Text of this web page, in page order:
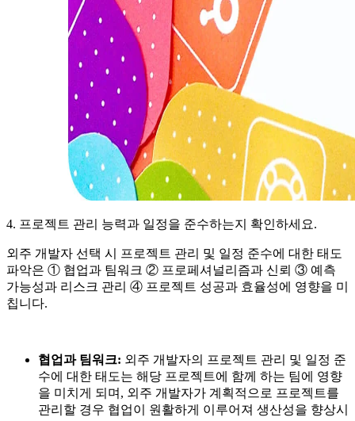
4. 프로젝트 관리 능력과 일정을 준수하는지 확인하세요.
외주 개발자 선택 시 프로젝트 관리 및 일정 준수에 대한 태도
파악은 ① 협업과 팀워크 ② 프로페셔널리즘과 신뢰 ③ 예측
가능성과 리스크 관리 ④ 프로젝트 성공과 효율성에 영향을 미
칩니다.
협업과 팀워크: 외주 개발자의 프로젝트 관리 및 일정 준
수에 대한 태도는 해당 프로젝트에 함께 하는 팀에 영향
을 미치게 되며, 외주 개발자가 계획적으로 프로젝트를
관리할 경우 협업이 원활하게 이루어져 생산성을 향상시